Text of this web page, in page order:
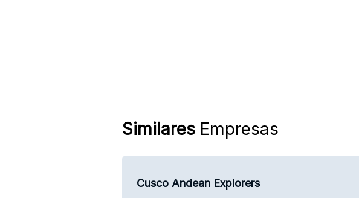
SimilaresEmpresas
Cusco Andean Explorers